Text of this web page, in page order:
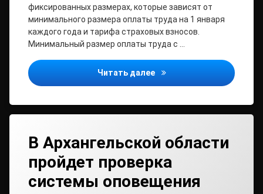
фиксированных размерах, которые зависят от
минимального размера оплаты труда на 1 января
каждого года и тарифа страховых взносов.
Минимальный размер оплаты труда с …
Читать далее Индивидуальные
В Архангельской области
пройдет проверка
системы оповещения